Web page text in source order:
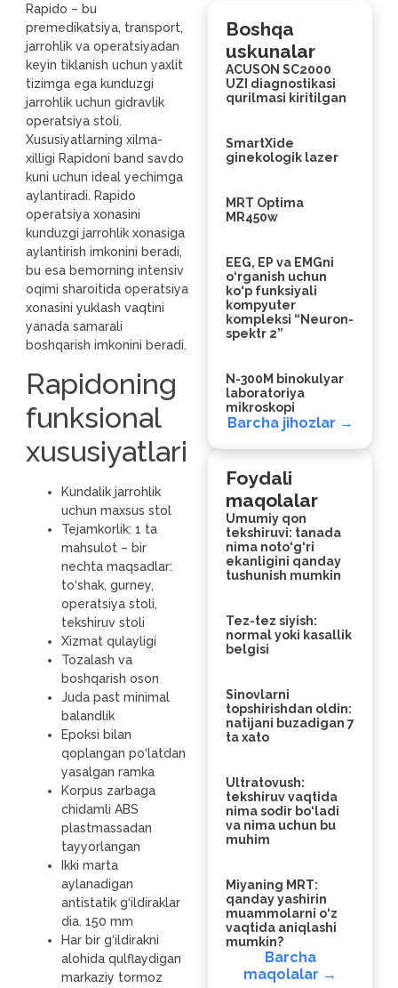
Rapido – bu
premedikatsiya, transport,
jarrohlik va operatsiyadan
keyin tiklanish uchun yaxlit
tizimga ega kunduzgi
jarrohlik uchun gidravlik
operatsiya stoli.
Xususiyatlarning xilma-
xilligi Rapidoni band savdo
kuni uchun ideal yechimga
aylantiradi. Rapido
operatsiya xonasini
kunduzgi jarrohlik xonasiga
aylantirish imkonini beradi,
bu esa bemorning intensiv
oqimi sharoitida operatsiya
xonasini yuklash vaqtini
yanada samarali
boshqarish imkonini beradi.
Rapidoning
funksional
xususiyatlari
Kundalik jarrohlik
uchun maxsus stol
Tejamkorlik: 1 ta
mahsulot – bir
nechta maqsadlar:
to‘shak, gurney,
operatsiya stoli,
tekshiruv stoli
Xizmat qulayligi
Tozalash va
boshqarish oson
Juda past minimal
balandlik
Epoksi bilan
qoplangan po‘latdan
yasalgan ramka
Korpus zarbaga
chidamli ABS
plastmassadan
tayyorlangan
Ikki marta
aylanadigan
antistatik g‘ildiraklar
dia. 150 mm
Har bir g‘ildirakni
alohida qulflaydigan
markaziy tormoz
Boshqa
uskunalar
ACUSON SC2000
UZI diagnostikasi
qurilmasi kiritilgan
SmartXide
ginekologik lazer
MRT Optima
MR450w
EEG, EP va EMGni
o‘rganish uchun
ko‘p funksiyali
kompyuter
kompleksi “Neuron-
spektr 2”
N-300M binokulyar
laboratoriya
mikroskopi
Barcha jihozlar →
Foydali
maqolalar
Umumiy qon
tekshiruvi: tanada
nima noto‘g‘ri
ekanligini qanday
tushunish mumkin
Tez-tez siyish:
normal yoki kasallik
belgisi
Sinovlarni
topshirishdan oldin:
natijani buzadigan 7
ta xato
Ultratovush:
tekshiruv vaqtida
nima sodir bo‘ladi
va nima uchun bu
muhim
Miyaning MRT:
qanday yashirin
muammolarni o‘z
vaqtida aniqlashi
mumkin?
Barcha
maqolalar →